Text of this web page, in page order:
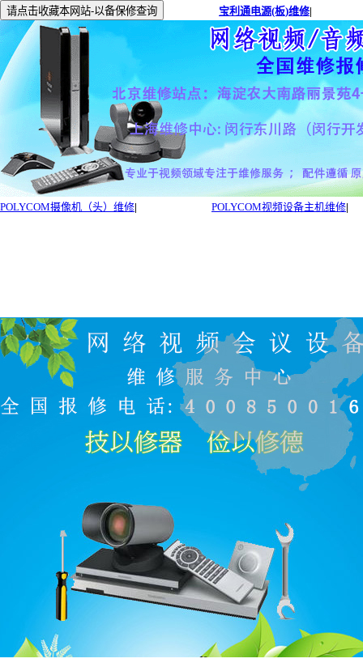
宝利通电源(板)维修|
POLYCOM摄像机（头）维修| POLYCOM视频设备主机维修|